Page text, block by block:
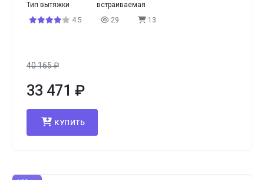
Тип вытяжки
встраиваемая
4.5
29 13
40 165₽
33 471 ₽
КУПИТЬ